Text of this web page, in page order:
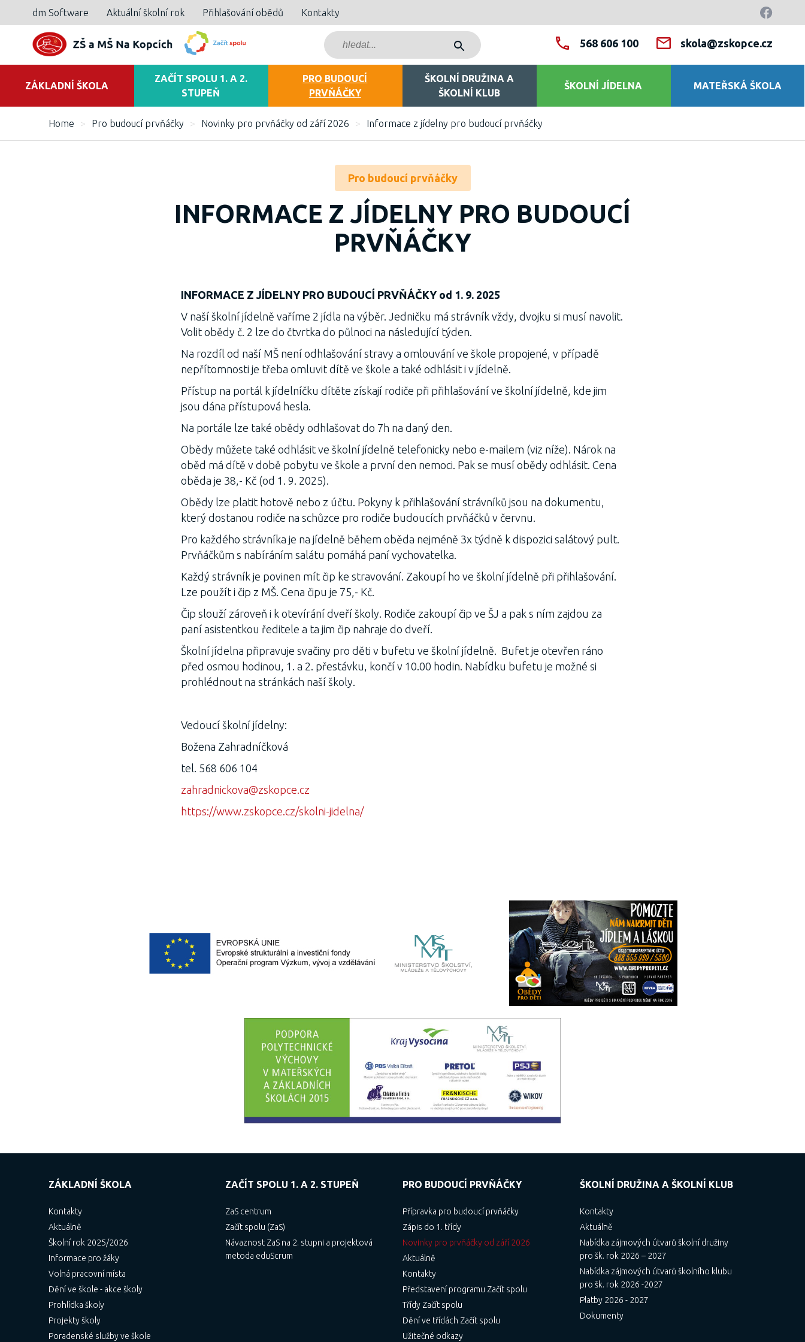
dm Software Aktuální školní rok Přihlašování obědů Kontakty
568 606 100 skola@zskopce.cz
ZÁKLADNÍ ŠKOLA
ZAČÍT SPOLU 1. A 2.
STUPEŇ
PRO BUDOUCÍ
PRVŇÁČKY
ŠKOLNÍ DRUŽINA A
ŠKOLNÍ KLUB
ŠKOLNÍ JÍDELNA MATEŘSKÁ ŠKOLA
Home > Pro budoucí prvňáčky > Novinky pro prvňáčky od září 2026 > Informace z jídelny pro budoucí prvňáčky
Pro budoucí prvňáčky
INFORMACE Z JÍDELNY PRO BUDOUCÍ
PRVŇÁČKY
INFORMACE Z JÍDELNY PRO BUDOUCÍ PRVŇÁČKY od 1. 9. 2025
V naší školní jídelně vaříme 2 jídla na výběr. Jedničku má strávník vždy, dvojku si musí navolit.
Volit obědy č. 2 lze do čtvrtka do půlnoci na následující týden.
Na rozdíl od naší MŠ není odhlašování stravy a omlouvání ve škole propojené, v případě
nepřítomnosti je třeba omluvit dítě ve škole a také odhlásit i v jídelně.
Přístup na portál k jídelníčku dítěte získají rodiče při přihlašování ve školní jídelně, kde jim
jsou dána přístupová hesla.
Na portále lze také obědy odhlašovat do 7h na daný den.
Obědy můžete také odhlásit ve školní jídelně telefonicky nebo e-mailem (viz níže). Nárok na
oběd má dítě v době pobytu ve škole a první den nemoci. Pak se musí obědy odhlásit. Cena
oběda je 38,- Kč (od 1. 9. 2025).
Obědy lze platit hotově nebo z účtu. Pokyny k přihlašování strávníků jsou na dokumentu,
který dostanou rodiče na schůzce pro rodiče budoucích prvňáčků v červnu.
Pro každého strávníka je na jídelně během oběda nejméně 3x týdně k dispozici salátový pult.
Prvňáčkům s nabíráním salátu pomáhá paní vychovatelka.
Každý strávník je povinen mít čip ke stravování. Zakoupí ho ve školní jídelně při přihlašování.
Lze použít i čip z MŠ. Cena čipu je 75,- Kč.
Čip slouží zároveň i k otevírání dveří školy. Rodiče zakoupí čip ve ŠJ a pak s ním zajdou za
paní asistentkou ředitele a ta jim čip nahraje do dveří.
Školní jídelna připravuje svačiny pro děti v bufetu ve školní jídelně. Bufet je otevřen ráno
před osmou hodinou, 1. a 2. přestávku, končí v 10.00 hodin. Nabídku bufetu je možné si
prohlédnout na stránkách naší školy.
Vedoucí školní jídelny:
Božena Zahradníčková
tel. 568 606 104
zahradnickova@zskopce.cz
https://www.zskopce.cz/skolni-jidelna/
ZÁKLADNÍ ŠKOLA
Kontakty
Aktuálně
Školní rok 2025/2026
Informace pro žáky
Volná pracovní místa
Dění ve škole - akce školy
Prohlídka školy
Projekty školy
Poradenské služby ve škole
ZAČÍT SPOLU 1. A 2. STUPEŇ
ZaS centrum
Začít spolu (ZaS)
Návaznost ZaS na 2. stupni a projektová
metoda eduScrum
PRO BUDOUCÍ PRVŇÁČKY
Přípravka pro budoucí prvňáčky
Zápis do 1. třídy
Novinky pro prvňáčky od září 2026
Aktuálně
Kontakty
Představení programu Začít spolu
Třídy Začít spolu
Dění ve třídách Začít spolu
Užitečné odkazy
ŠKOLNÍ DRUŽINA A ŠKOLNÍ KLUB
Kontakty
Aktuálně
Nabídka zájmových útvarů školní družiny
pro šk. rok 2026 – 2027
Nabídka zájmových útvarů školního klubu
pro šk. rok 2026 -2027
Platby 2026 - 2027
Dokumenty